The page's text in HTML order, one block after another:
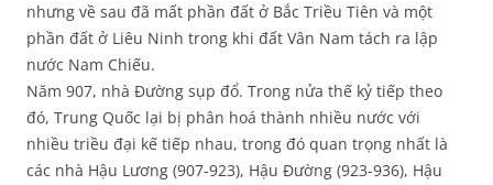
nhưng về sau đã mất phần đất ở Bắc Triều Tiên và một
phần đất ở Liêu Ninh trong khi đất Vân Nam tách ra lập
nước Nam Chiếu.
Năm 907, nhà Đường sụp đổ. Trong nửa thế kỷ tiếp theo
đó, Trung Quốc lại bị phân hoá thành nhiều nước với
nhiều triều đại kế tiếp nhau, trong đó quan trọng nhất là
các nhà Hậu Lương (907-923), Hậu Đường (923-936), Hậu